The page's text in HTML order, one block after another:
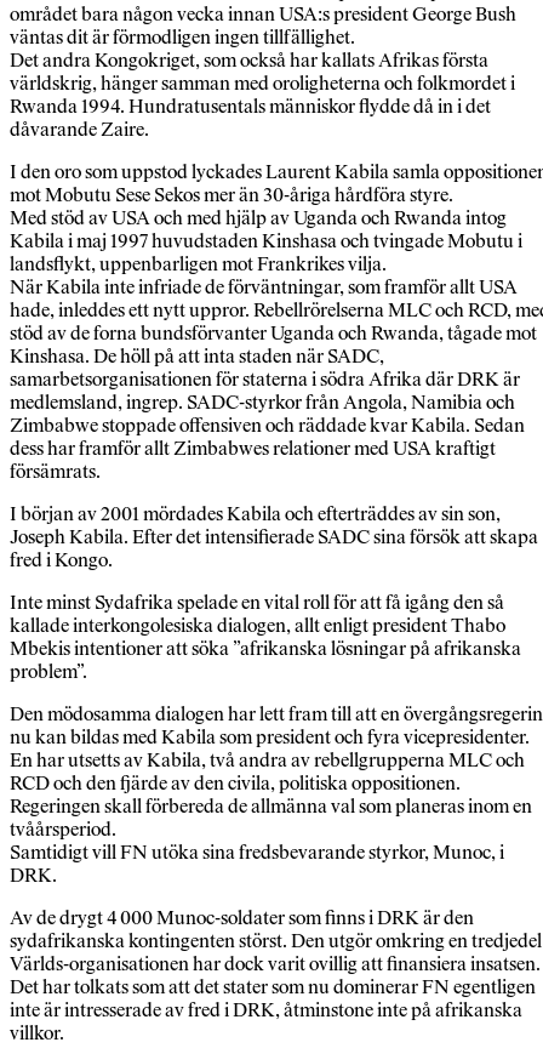
området bara någon vecka innan USA:s president George Bush
väntas dit är förmodligen ingen tillfällighet.
Det andra Kongokriget, som också har kallats Afrikas första
världskrig, hänger samman med oroligheterna och folkmordet i
Rwanda 1994. Hundratusentals människor flydde då in i det
dåvarande Zaire.
I den oro som uppstod lyckades Laurent Kabila samla
mot Mobutu Sese Sekos mer än 30-åriga hårdföra styre.
Med stöd av USA och med hjälp av Uganda och Rwanda intog
Kabila i maj 1997 huvudstaden Kinshasa och tvingade Mobutu i
landsflykt, uppenbarligen mot Frankrikes vilja.
När Kabila inte infriade de förväntningar, som framför allt USA
hade, inleddes ett nytt uppror. Rebellrörelserna MLC och RCD,
stöd av de forna bundsförvanter Uganda och Rwanda, tågade mot
Kinshasa. De höll på att inta staden när SADC,
samarbetsorganisationen för staterna i södra Afrika där DRK är
medlemsland, ingrep. SADC-styrkor från Angola, Namibia och
Zimbabwe stoppade offensiven och räddade kvar Kabila. Sedan
dess har framför allt Zimbabwes relationer med USA kraftigt
försämrats.
I början av 2001 mördades Kabila och efterträddes av sin son,
Joseph Kabila. Efter det intensifierade SADC sina försök att skapa
fred i Kongo.
Inte minst Sydafrika spelade en vital roll för att få igång den så
kallade interkongolesiska dialogen, allt enligt president Thabo
Mbekis intentioner att söka ”afrikanska lösningar på afrikanska
problem”.
Den mödosamma dialogen har lett fram till att en
nu kan bildas med Kabila som president och fyra vicepresidenter.
En har utsetts av Kabila, två andra av rebellgrupperna MLC och
RCD och den fjärde av den civila, politiska oppositionen.
Regeringen skall förbereda de allmänna val som planeras inom en
tvåårsperiod.
Samtidigt vill FN utöka sina fredsbevarande styrkor, Munoc, i
DRK.
Av de drygt 4 000 Munoc-soldater som finns i DRK är den
sydafrikanska kontingenten störst. Den utgör omkring en
Världs-organisationen har dock varit ovillig att finansiera insatsen.
Det har tolkats som att det stater som nu dominerar FN egentligen
inte är intresserade av fred i DRK, åtminstone inte på afrikanska
villkor.